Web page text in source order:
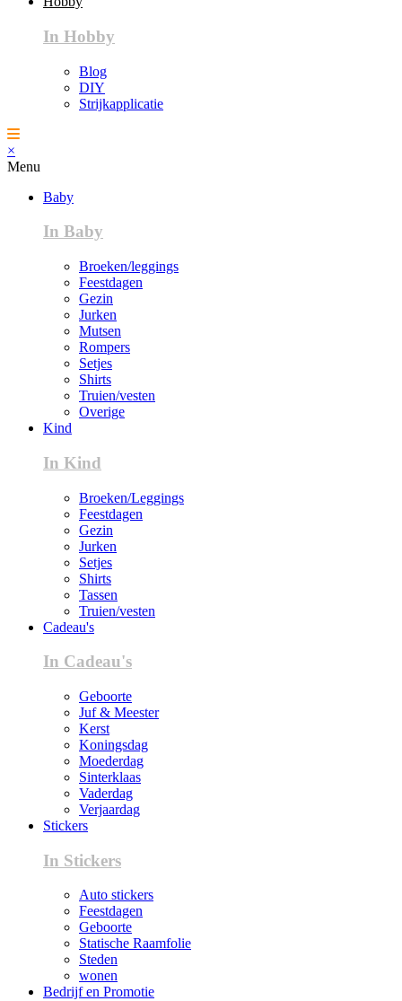
In Hobby
Blog
DIY
Strijkapplicatie
×
Menu
Baby
In Baby
Broeken/leggings
Feestdagen
Gezin
Jurken
Mutsen
Rompers
Setjes
Shirts
Truien/vesten
Overige
Kind
In Kind
Broeken/Leggings
Feestdagen
Gezin
Jurken
Setjes
Shirts
Tassen
Truien/vesten
Cadeau's
In Cadeau's
Geboorte
Juf & Meester
Kerst
Koningsdag
Moederdag
Sinterklaas
Vaderdag
Verjaardag
Stickers
In Stickers
Auto stickers
Feestdagen
Geboorte
Statische Raamfolie
Steden
wonen
Bedrijf en Promotie